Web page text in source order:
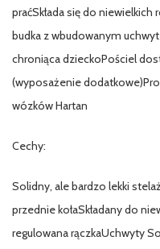
praćSkłada się do
budka z wbudowanym
chroniąca dzieckoPościel
(wyposażenie
wózków Hartan
Cechy:
Solidny, ale bardzo lekki
przednie kołaSkładany do
regulowana rączkaUchwyty